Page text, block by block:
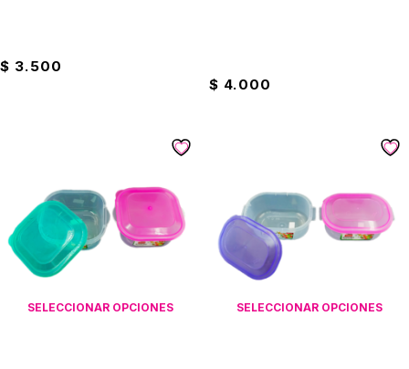
$ 3.500
$ 4.000
SELECCIONAR OPCIONES SELECCIONAR OPCIONES